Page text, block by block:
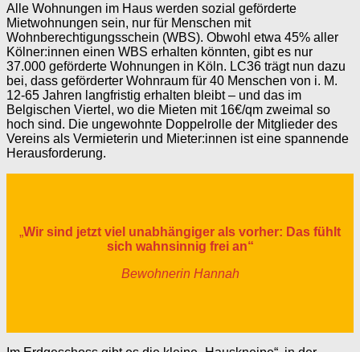
Alle Wohnungen im Haus werden sozial geförderte
Mietwohnungen sein, nur für Menschen mit
Wohnberechtigungsschein (WBS). Obwohl etwa 45% aller
Kölner:innen einen WBS erhalten könnten, gibt es nur
37.000 geförderte Wohnungen in Köln. LC36 trägt nun dazu
bei, dass geförderter Wohnraum für 40 Menschen von i. M.
12-65 Jahren langfristig erhalten bleibt – und das im
Belgischen Viertel, wo die Mieten mit 16€/qm zweimal so
hoch sind. Die ungewohnte Doppelrolle der Mitglieder des
Vereins als Vermieterin und Mieter:innen ist eine spannende
Herausforderung.
„Wir sind jetzt viel unabhängiger als vorher: Das fühlt
sich wahnsinnig frei an“
Bewohnerin Hannah